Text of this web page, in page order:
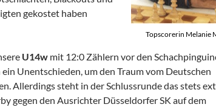
Topscorerin Melanie
gekostet haben
U14w mit 12:0 Zählern vor den
Unentschieden, um den Traum vom Deutschen
Allerdings steht in der Schlussrunde das stets
gegen den Ausrichter Düsseldorfer SK auf dem